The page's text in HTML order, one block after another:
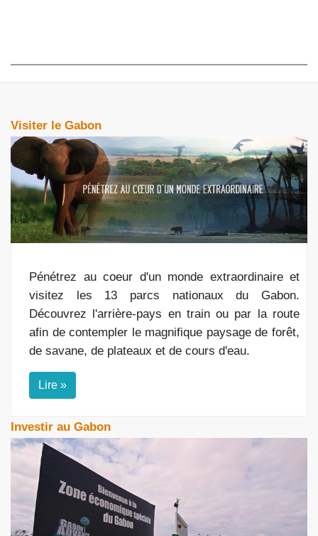
Visiter le Gabon
Pénétrez au coeur d'un monde extraordinaire et
visitez les 13 parcs nationaux du Gabon.
Découvrez l'arrière-pays en train ou par la route
afin de contempler le magnifique paysage de forêt,
de savane, de plateaux et de cours d'eau.
Lire »
Investir au Gabon